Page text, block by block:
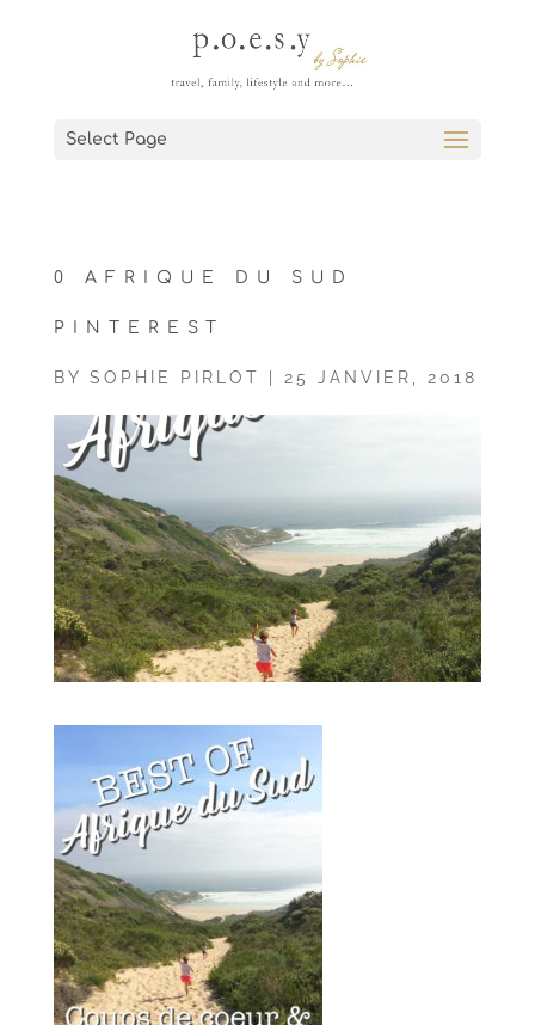
Select Page
0 AFRIQUE DU SUD
PINTEREST
BY SOPHIE PIRLOT 25 JANVIER, 2018